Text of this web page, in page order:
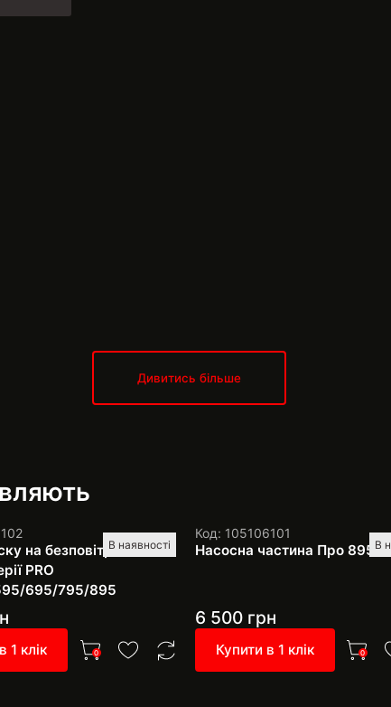
Дивитись більше
В наявності
на безповітряні
PRO
695/795/895
1 клік 0
В
Код: 105106101
Насосна частина Про 895
6 500грн
Купити в 1 клік 0